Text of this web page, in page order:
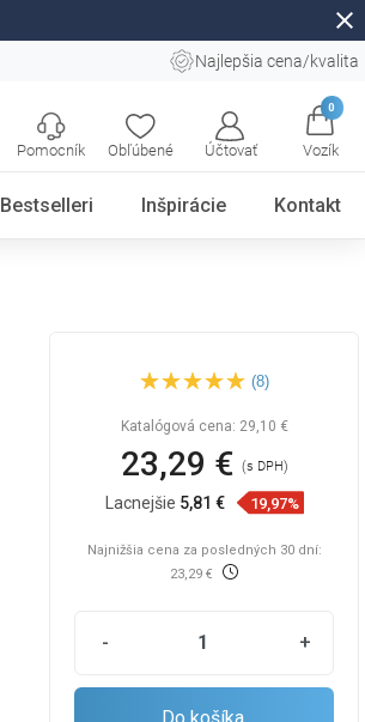
close
Najlepšia cena/kvalita
Obľúbené Účtovať
0
Vozík
Pomocník
Bestselleri Inšpirácie Kontakt
Mexen dávkovač mydla,
čierny - 70628-70
(8)
Katalógová cena: 29,10 €
23,29 € (s DPH)
Lacnejšie 5,81 € 19,97%
Najnižšia cena za posledných 30 dní:
23,29 €
- +